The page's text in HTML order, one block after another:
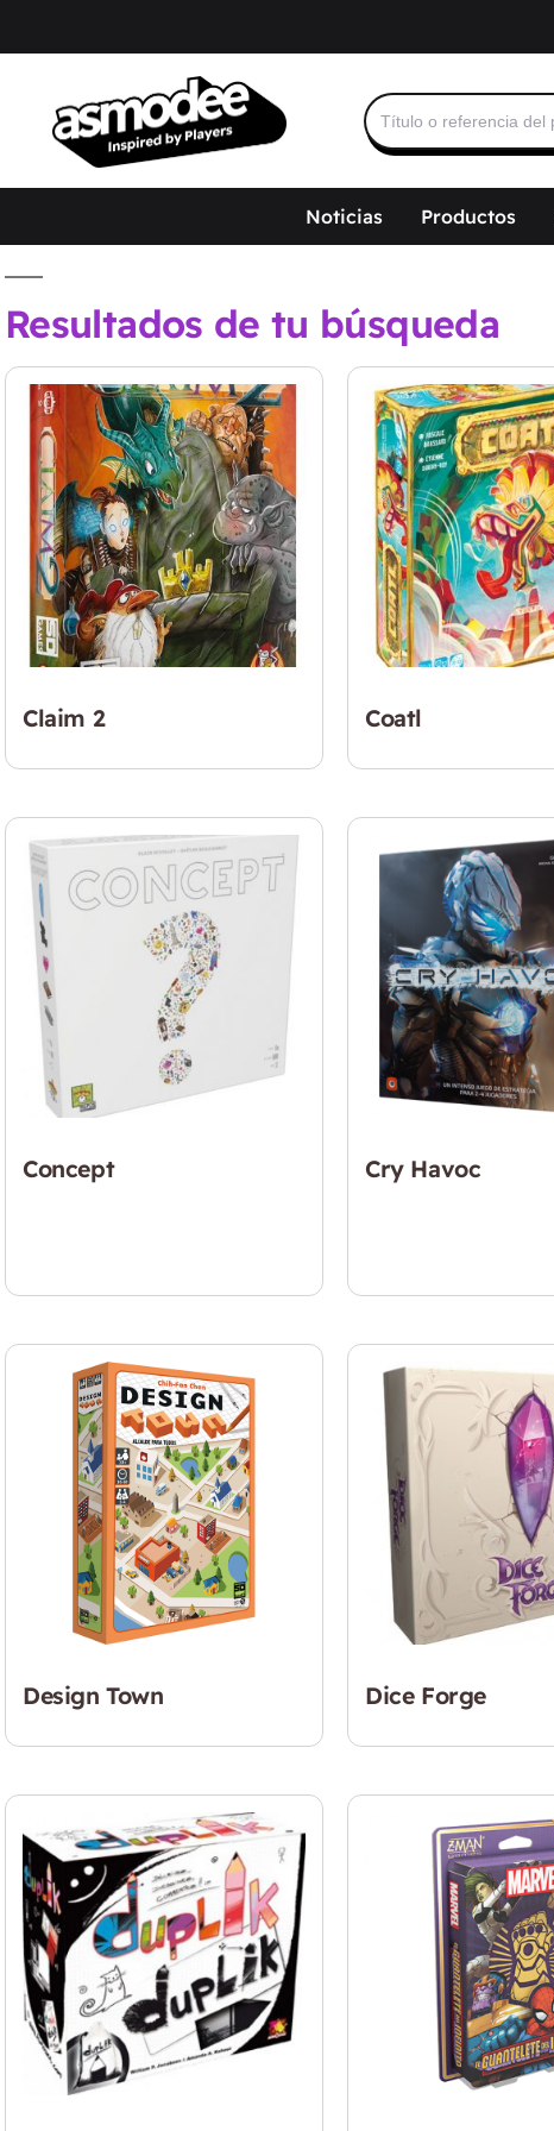
Buscar:
Noticias Productos
Resultados de tu búsqueda
Claim 2 Coatl
Concept
Cry Havoc
Design Town Dice Forge